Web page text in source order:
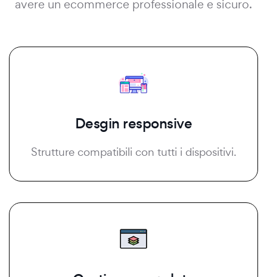
avere un ecommerce professionale e sicuro.
Desgin responsive
Strutture compatibili con tutti i dispositivi.